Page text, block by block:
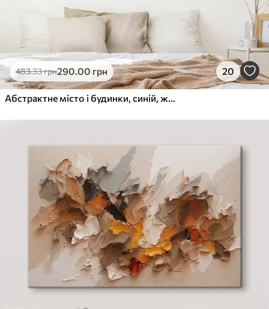
483.33грн290.00 грн 20
Абстрактне місто і будинки, синій, жовтий, червоний кольори